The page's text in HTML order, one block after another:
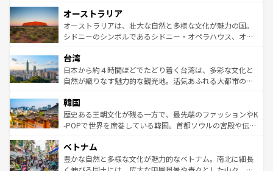
部のニューオーリンズでは、音楽と美食が融合した独特の
文化が魅力。旅行者はアメリカの各地域で異なる魅力を楽
しみながら、その多様性と豊かな歴史を感じることができ
ならではの贅沢な旅のスタイルだ。 なお、新着のアメリカ
情報はコンテンツ一覧を参照してほしい。
ワイ島は見逃せない。また、定番の観光地といえばオアフ
島だが、静かな自然を求めるならマウイ島やカウアイ島が
おすすめ。エメラルドグリーンに輝く海をはじめ、豊かな
れるおもてなしの心で訪れる人々を迎えてくれるハワイの
人々、おいしいローカルフードやハワイアンミュージッ
ク、伝統的なフラダンスなど、すべてがハワイの魅力を彩
ワイを、存分に味わってほしい。 なお、新着のハワイ情報
はコンテンツ一覧を参照してほしい。
オーストラリア
オーストラリアは、壮大な自然と多様な文化が魅力の国。
シドニーのシンボルであるシドニー・オペラハウス、オー
リアリーフや大陸中央部にそびえるウルル（エアーズロッ
ク）、タスマニアの美しい原生林やケアンズの熱帯雨林な
ど、見どころがたくさん。また、カフェやワイン、オージ
いる。アクティビティも充実しており、サーフィンやダイ
ビング、ハイキングなど、アウトドア好きにはたまらな
い。オーストラリアの多彩な魅力を存分に味わいつくそ
参照してほしい。
台湾
日本から約４時間ほどでたどり着く台湾は、多彩な文化と
自然が織りなす魅力的な観光地。活気あふれる大都市の台
ン）、静ひつな山岳地帯である台湾東部など、都市の喧騒
と山間の静けさが共存しており、訪れる人に新しい発見と
驚きをもたらしてくれる。また、奥深い台湾の食文化も魅
容にもいいと評判のスイーツなど、バラエティ豊かな料理
が味わえる。 なお、新着の台湾情報は コンテンツ一覧を参
照してほしい。
韓国
歴史ある王朝文化が残る一方で、最先端のファッションやK
-POPで世界を席巻している韓国。首都ソウルの宮殿や伝統
き、地方に足を延ばせば四季折々の自然美を楽しむことが
できる。そして、キムチや焼肉、絶品のストリートフード
まで、さまざまな韓国料理が待っている。夜には、韓国な
ベトナム
豊かな自然と多様な文化が魅力的なベトナム。南北に細長